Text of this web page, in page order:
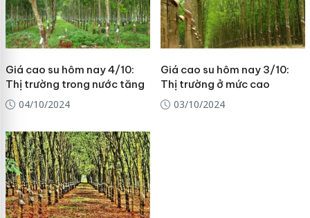
Giá cao su hôm nay 4/10:
Thị trường trong nước tăng
04/10/2024
Giá cao su hôm nay 3/10:
Thị trường ở mức cao
03/10/2024